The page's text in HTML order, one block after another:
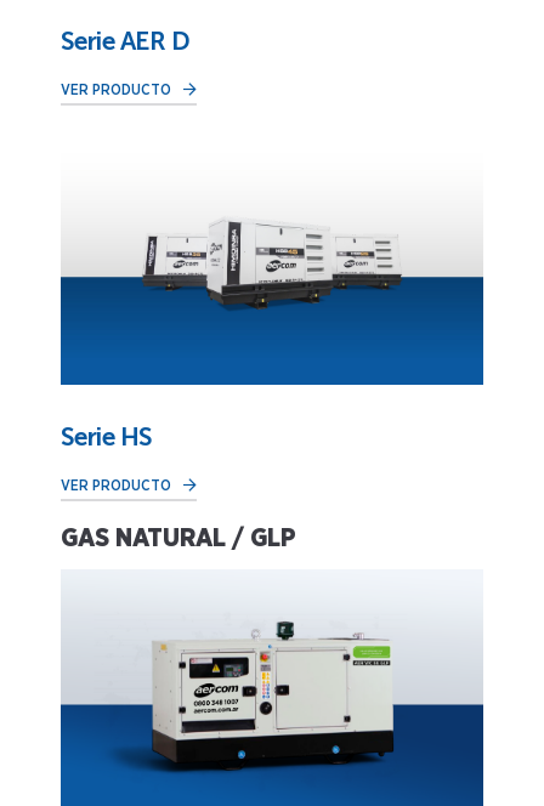
Serie AER D
VER PRODUCTO
Serie HS
VER PRODUCTO
GAS NATURAL / GLP